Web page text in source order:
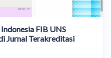
FIB UNS
Jurnal Terakreditasi